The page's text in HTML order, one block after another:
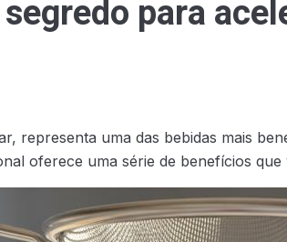
para
representa uma das bebidas mais
oferece uma série de benefícios